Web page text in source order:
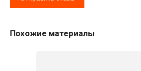
Похожие материалы